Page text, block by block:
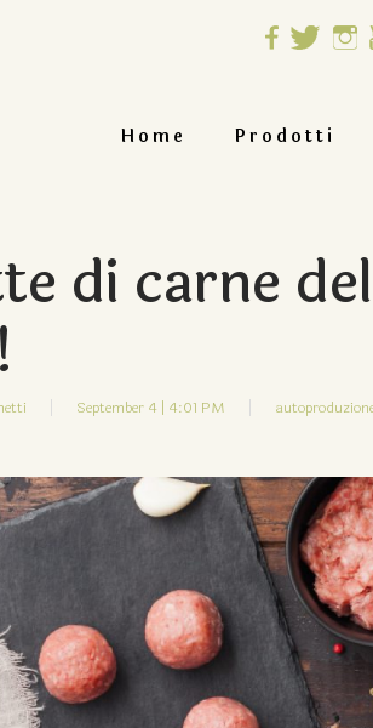
Home Prodotti
di carne
September 4 | 4:01 PM